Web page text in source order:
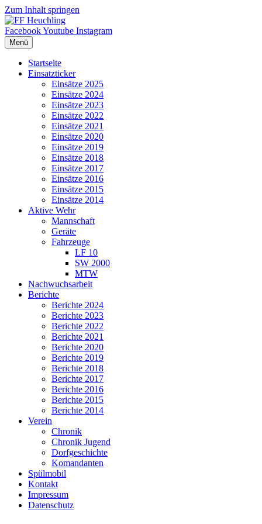
Zum Inhalt springen
FacebookYoutube Instagram
Menü
Startseite
Einsatzticker
Einsätze 2025
Einsätze 2024
Einsätze 2023
Einsätze 2022
Einsätze 2021
Einsätze 2020
Einsätze 2019
Einsätze 2018
Einsätze 2017
Einsätze 2016
Einsätze 2015
Einsätze 2014
Aktive Wehr
Mannschaft
Geräte
Fahrzeuge
LF 10
SW 2000
MTW
Nachwuchsarbeit
Berichte
Berichte 2024
Berichte 2023
Berichte 2022
Berichte 2021
Berichte 2020
Berichte 2019
Berichte 2018
Berichte 2017
Berichte 2016
Berichte 2015
Berichte 2014
Verein
Chronik
Chronik Jugend
Dorfgeschichte
Komandanten
Spülmobil
Kontakt
Impressum
Datenschutz